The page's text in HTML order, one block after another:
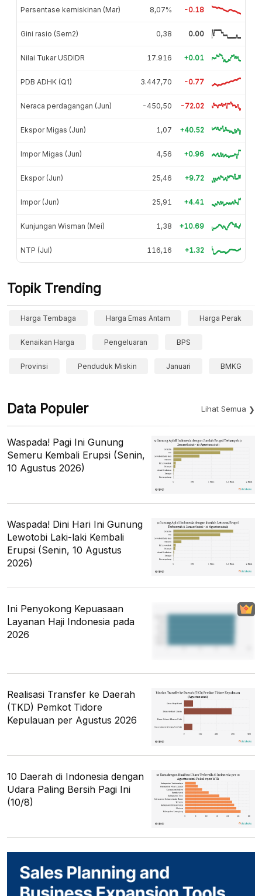
Persentase kemiskinan (Mar) 8,07% -0.18
Gini rasio (Sem2) 0,38 0.00
Nilai Tukar USDIDR 17.916 +0.01
PDB ADHK (Q1) 3.447,70 -0.77
Neraca perdagangan (Jun) -450,50 -72.02
Ekspor Migas (Jun) 1,07 +40.52
Impor Migas (Jun) 4,56 +0.96
Ekspor (Jun) 25,46 +9.72
Impor (Jun) 25,91 +4.41
Kunjungan Wisman (Mei) 1,38 +10.69
NTP (Jul) 116,16 +1.32
Topik Trending
Harga Tembaga Harga Emas Antam Harga Perak
Kenaikan Harga Pengeluaran BPS
Provinsi Penduduk Miskin Januari BMKG
Data Populer Lihat Semua
Waspada! Pagi Ini Gunung
Semeru Kembali Erupsi (Senin,
10 Agustus 2026)
Waspada! Dini Hari Ini Gunung
Lewotobi Laki-laki Kembali
Erupsi (Senin, 10 Agustus
2026)
Ini Penyokong Kepuasaan
Layanan Haji Indonesia pada
2026
Realisasi Transfer ke Daerah
(TKD) Pemkot Tidore
Kepulauan per Agustus 2026
10 Daerah di Indonesia dengan
Udara Paling Bersih Pagi Ini
(10/8)